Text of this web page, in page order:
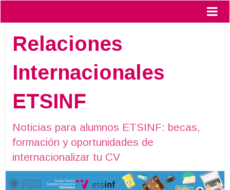
Relaciones
Internacionales
ETSINF
Noticias para alumnos ETSINF: becas,
formación y oportunidades de
internacionalizar tu CV